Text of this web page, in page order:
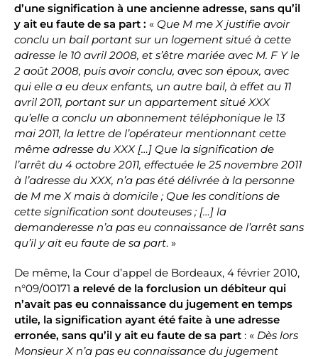
d’une signification à une ancienne adresse, sans qu’il
y ait eu faute de sa part : « Que M me X justifie avoir
conclu un bail portant sur un logement situé à cette
adresse le 10 avril 2008, et s’être mariée avec M. F Y le
2 août 2008, puis avoir conclu, avec son époux, avec
qui elle a eu deux enfants, un autre bail, à effet au 11
avril 2011, portant sur un appartement situé XXX
qu’elle a conclu un abonnement téléphonique le 13
mai 2011, la lettre de l’opérateur mentionnant cette
même adresse du XXX […] Que la signification de
l’arrêt du 4 octobre 2011, effectuée le 25 novembre 2011
à l’adresse du XXX, n’a pas été délivrée à la personne
de M me X mais à domicile ; Que les conditions de
cette signification sont douteuses ; […] la
demanderesse n’a pas eu connaissance de l’arrêt sans
qu’il y ait eu faute de sa part. »
De même, la Cour d’appel de Bordeaux, 4 février 2010,
n°09/00171 a relevé de la forclusion un débiteur qui
n’avait pas eu connaissance du jugement en temps
utile, la signification ayant été faite à une adresse
erronée, sans qu’il y ait eu faute de sa part : « Dès lors
Monsieur X n’a pas eu connaissance du jugement